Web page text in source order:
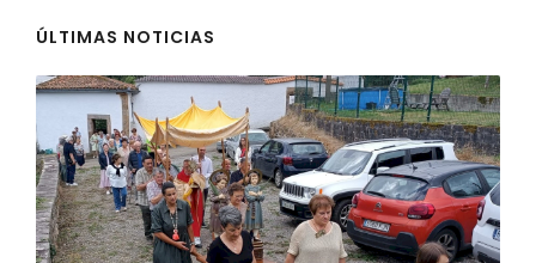
ÚLTIMAS NOTICIAS